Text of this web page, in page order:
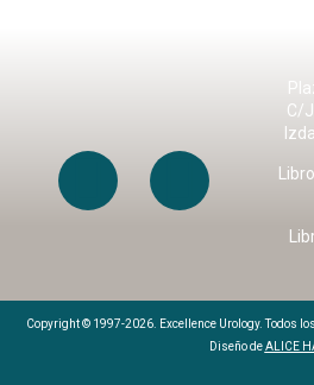
C/
Copyright © 1997-2026. Excellence Urology. Todos
Diseño deALICE